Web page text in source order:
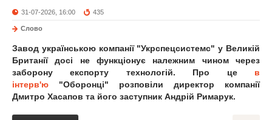
31-07-2026, 16:00 435
Слово
Завод українською компанії "Укрспецсистемс" у Великій
Британії досі не функціонує належним чином через
заборону експорту технологій. Про це в
інтерв'ю "Оборонці" розповіли директор компанії
Дмитро Хасапов та його заступник Андрій Римарук.